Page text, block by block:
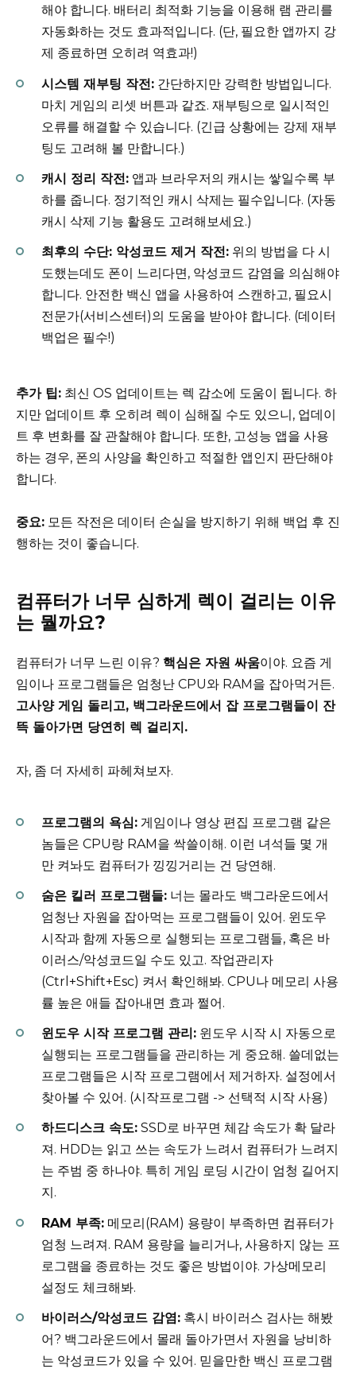
해야 합니다. 배터리 최적화 기능을 이용해 램 관리를
자동화하는 것도 효과적입니다. (단, 필요한 앱까지 강
제 종료하면 오히려 역효과!)
시스템 재부팅 작전: 간단하지만 강력한 방법입니다.
마치 게임의 리셋 버튼과 같죠. 재부팅으로 일시적인
오류를 해결할 수 있습니다. (긴급 상황에는 강제 재부
팅도 고려해 볼 만합니다.)
캐시 정리 작전: 앱과 브라우저의 캐시는 쌓일수록 부
하를 줍니다. 정기적인 캐시 삭제는 필수입니다. (자동
캐시 삭제 기능 활용도 고려해보세요.)
최후의 수단: 악성코드 제거 작전: 위의 방법을 다 시
도했는데도 폰이 느리다면, 악성코드 감염을 의심해야
합니다. 안전한 백신 앱을 사용하여 스캔하고, 필요시
전문가(서비스센터)의 도움을 받아야 합니다. (데이터
백업은 필수!)
추가 팁: 최신 OS 업데이트는 렉 감소에 도움이 됩니다. 하
지만 업데이트 후 오히려 렉이 심해질 수도 있으니, 업데이
트 후 변화를 잘 관찰해야 합니다. 또한, 고성능 앱을 사용
하는 경우, 폰의 사양을 확인하고 적절한 앱인지 판단해야
합니다.
중요: 모든 작전은 데이터 손실을 방지하기 위해 백업 후 진
행하는 것이 좋습니다.
컴퓨터가 너무 심하게 렉이 걸리는 이유
는 뭘까요?
컴퓨터가 너무 느린 이유? 핵심은 자원 싸움이야. 요즘 게
임이나 프로그램들은 엄청난 CPU와 RAM을 잡아먹거든.
고사양 게임 돌리고, 백그라운드에서 잡 프로그램들이 잔
뜩 돌아가면 당연히 렉 걸리지.
자, 좀 더 자세히 파헤쳐보자.
프로그램의 욕심: 게임이나 영상 편집 프로그램 같은
놈들은 CPU랑 RAM을 싹쓸이해. 이런 녀석들 몇 개
만 켜놔도 컴퓨터가 낑낑거리는 건 당연해.
숨은 킬러 프로그램들: 너는 몰라도 백그라운드에서
엄청난 자원을 잡아먹는 프로그램들이 있어. 윈도우
시작과 함께 자동으로 실행되는 프로그램들, 혹은 바
이러스/악성코드일 수도 있고. 작업관리자
(Ctrl+Shift+Esc) 켜서 확인해봐. CPU나 메모리 사용
률 높은 애들 잡아내면 효과 쩔어.
윈도우 시작 프로그램 관리: 윈도우 시작 시 자동으로
실행되는 프로그램들을 관리하는 게 중요해. 쓸데없는
프로그램들은 시작 프로그램에서 제거하자. 설정에서
찾아볼 수 있어. (시작프로그램 -> 선택적 시작 사용)
하드디스크 속도: SSD로 바꾸면 체감 속도가 확 달라
져. HDD는 읽고 쓰는 속도가 느려서 컴퓨터가 느려지
는 주범 중 하나야. 특히 게임 로딩 시간이 엄청 길어지
지.
RAM 부족: 메모리(RAM) 용량이 부족하면 컴퓨터가
엄청 느려져. RAM 용량을 늘리거나, 사용하지 않는 프
로그램을 종료하는 것도 좋은 방법이야. 가상메모리
설정도 체크해봐.
바이러스/악성코드 감염: 혹시 바이러스 검사는 해봤
어? 백그라운드에서 몰래 돌아가면서 자원을 낭비하
는 악성코드가 있을 수 있어. 믿을만한 백신 프로그램